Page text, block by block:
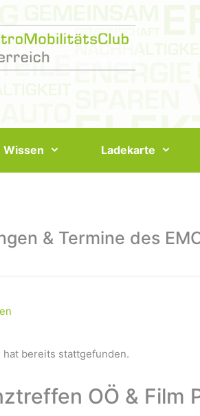
Wissen Ladekarte
& Termine des
hat bereits stattgefunden.
OÖ & Film